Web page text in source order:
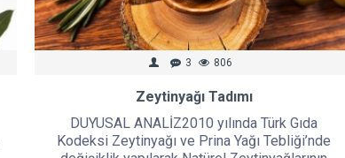
3 806
Zeytinyağı Tadımı
DUYUSAL ANALİZ2010 yılında Türk Gıda
Kodeksi Zeytinyağı ve Prina Yağı Tebliği’nde